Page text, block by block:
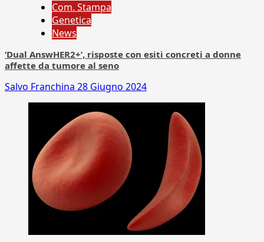
Com. Stampa
Genetica
News
‘Dual AnswHER2+’, risposte con esiti concreti a donne
affette da tumore al seno
Salvo Franchina 28 Giugno 2024